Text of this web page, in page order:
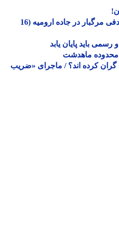
6 فوتی و 5 مصدوم بر اثر تصادفی مرگبار در جاده ارومیه (16
باید پایان یابد
ماهدشت
کرده اند؟ / ماجرای «ضریب